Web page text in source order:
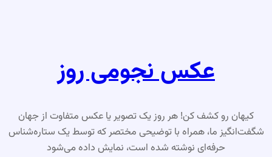
عکس نجومی روز
کیهان رو کشف کن! هر روز یک تصویر یا عکس متفاوت از جهان
شگفت‌انگیز ما، همراه با توضیحی مختصر که توسط یک ستاره‌شناس
حرفه‌ای نوشته شده است، نمایش داده می‌شود